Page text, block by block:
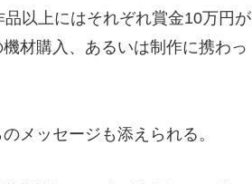
以上にはそれぞれ賞金10万円が
材購入、あるいは制作に携わっ
メッセージも添えられる。